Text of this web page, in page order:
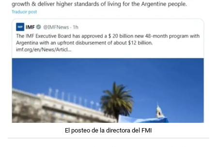
El posteo de la directora del FMI